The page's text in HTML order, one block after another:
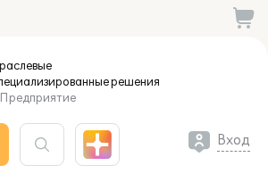
решения
Вход